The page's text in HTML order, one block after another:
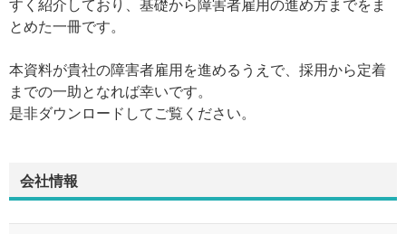
すく紹介しており、基礎から障害者雇用の進め方までをま
とめた一冊です。
本資料が貴社の障害者雇用を進めるうえで、採用から定着
までの一助となれば幸いです。
是非ダウンロードしてご覧ください。
会社情報